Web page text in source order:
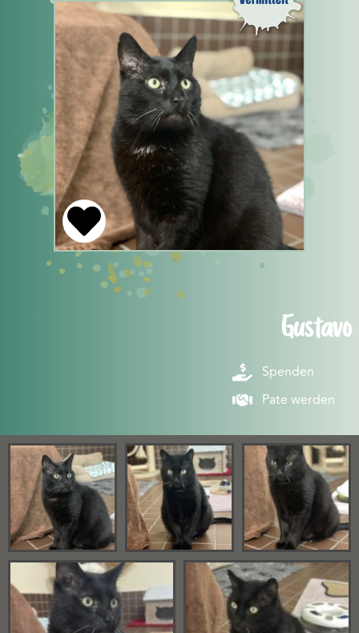
Gustavo
Spenden
Pate werden